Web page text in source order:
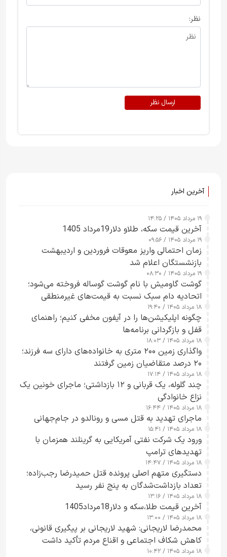
نظر:
ارسال نظر
آخرین اخبار
۱۹ مرداد ۱۴۰۵ / ۱۴:۲۵
آخرین قیمت سکه، طلاو دلار19مرداد 1405
۱۹ مرداد ۱۴۰۵ / ۰۹:۵۶
زمان احتمالی واریز معوقات فروردین و اردیبهشت
بازنشستگان اعلام شد
۱۹ مرداد ۱۴۰۵ / ۰۸:۳۰
گوشت گاومیش با نام گوشت گوساله فروخته می‌شود؛
اتحادیه دام سبک نسبت به قیمت‌های غیرمنطقی
هشدار داد
۱۸ مرداد ۱۴۰۵ / ۱۹:۴۰
چگونه اپلیکیشن‌ها را در آیفون مخفی کنیم؛ راهنمای
قفل و بازگردانی برنامه‌ها
۱۸ مرداد ۱۴۰۵ / ۱۸:۰۳
واگذاری زمین ۲۰۰ متری به خانواده‌های دارای سه فرزند؛
۲۰ درصد متقاضیان زمین گرفتند
۱۸ مرداد ۱۴۰۵ / ۱۷:۱۴
چند گلوله، یک قربانی و ۱۲ بازداشتی؛ ماجرای خونین یک
نزاع خانوادگی
۱۸ مرداد ۱۴۰۵ / ۱۶:۴۴
ماجرای تهدید به قتل مسی و رونالدو در جام‌جهانی
۱۸ مرداد ۱۴۰۵ / ۱۵:۴۱
ورود یک شرکت نفتی آمریکایی به گرینلند همزمان با
تهدیدهای ترامپ
۱۸ مرداد ۱۴۰۵ / ۱۴:۴۷
دستگیری متهم اصلی پرونده قتل حمیدرضا رجب‌زاده؛
تعداد بازداشت‌شدگان به پنج نفر رسید
۱۸ مرداد ۱۴۰۵ / ۱۳:۱۶
آخرین قیمت طلا،سکه و دلار18مرداد1405
۱۸ مرداد ۱۴۰۵ / ۱۳:۰۰
محمدرضا لاریجانی: شهید لاریجانی بر پیگیری قانونی،
کاهش شکاف اجتماعی و اقناع مردم تأکید داشت
۱۸ مرداد ۱۴۰۵ / ۱۰:۴۲